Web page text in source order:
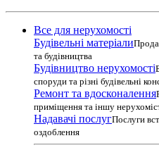
Все для нерухомості
Будівельні матеріали
та будівництва
Будівництво нерухомості
споруди та різні будівельні
Ремонт та вдосконалення
приміщення та іншу
Надавачі послугПослуги
оздоблення